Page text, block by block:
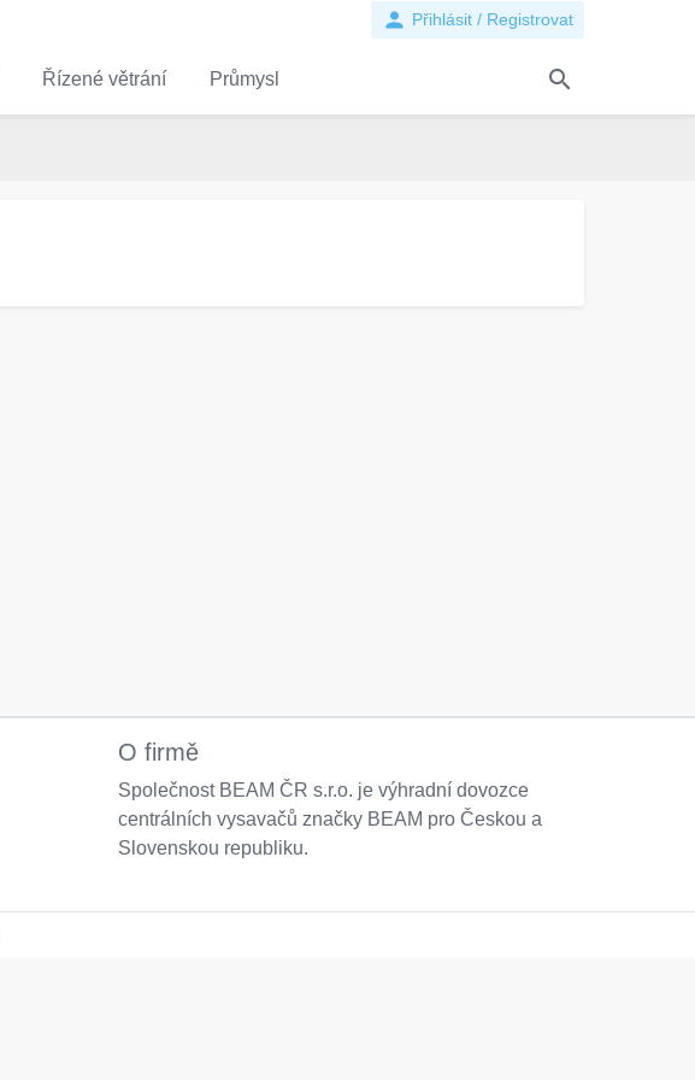
person Přihlásit / Registrovat
Řízené větrání Průmysl search
O firmě
Společnost BEAM ČR s.r.o. je výhradní dovozce
centrálních vysavačů značky BEAM pro Českou a
Slovenskou republiku.